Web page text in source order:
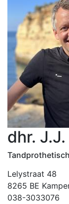
dhr.
Lelystraat 48
8265 BE
038-3033076